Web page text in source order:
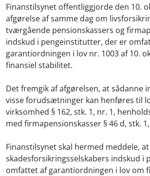
Finanstilsynet offentliggjorde den 10.
afgørelse af samme dag om
tværgående pensionskassers og
indskud i pengeinstitutter, der er
garantiordningen i lov nr. 1003 af 10.
finansiel stabilitet.
Det fremgik af afgørelsen, at sådanne
visse forudsætninger kan henføres til
virksomhed § 162, stk. 1, nr. 1,
med firmapensionskasser § 46 d, stk.
Finanstilsynet skal hermed meddele,
skadesforsikringsselskabers indskud i
omfattet af garantiordningen i lov om